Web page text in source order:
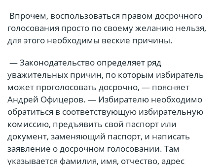
Впрочем, воспользоваться правом досрочного
голосования просто по своему желанию нельзя,
для этого необходимы веские причины.
— Законодательство определяет ряд
уважительных причин, по которым избиратель
может проголосовать досрочно, — поясняет
Андрей Офицеров. — Избирателю необходимо
обратиться в соответствующую избирательную
комиссию, предъявить свой паспорт или
документ, заменяющий паспорт, и написать
заявление о досрочном голосовании. Там
указывается фамилия, имя, отчество, адрес